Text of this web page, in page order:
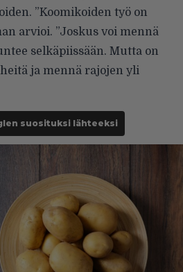
”Koomikoiden työ on
arvioi. ”Joskus voi mennä
selkäpiissään. Mutta on
ja mennä rajojen yli
suosituksi lähteeksi